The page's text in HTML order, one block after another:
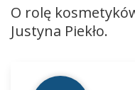
O rolę
Justyna Piekło.
plików